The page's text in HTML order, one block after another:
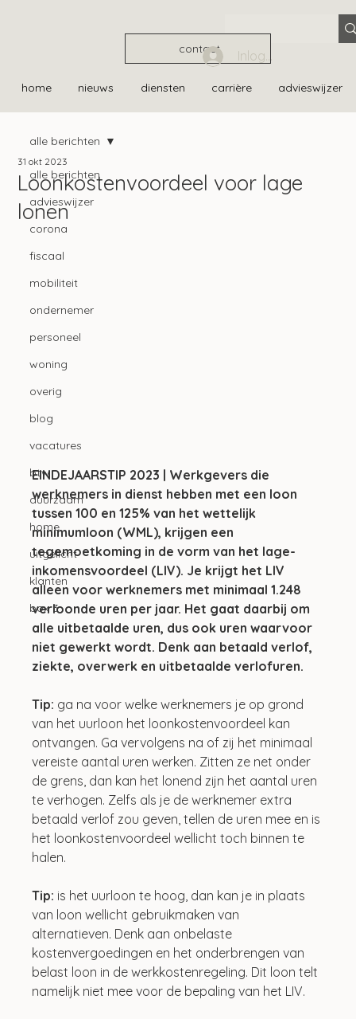
contact
home nieuws diensten carrière advieswijzer
Inloggen
alle berichten
advieswijzer
corona
fiscaal
mobiliteit
ondernemer
personeel
woning
overig
blog
vacatures
btw
duurzaam
home
uitgelicht
klanten
box 3
alle berichten
Loonkostenvoordeel voor lage
lonen
31 okt 2023
EINDEJAARSTIP 2023 | Werkgevers die
werknemers in dienst hebben met een loon
tussen 100 en 125% van het wettelijk
minimumloon (WML), krijgen een
tegemoetkoming in de vorm van het lage-
inkomensvoordeel (LIV). Je krijgt het LIV
alleen voor werknemers met minimaal 1.248
verloonde uren per jaar. Het gaat daarbij om
alle uitbetaalde uren, dus ook uren waarvoor
niet gewerkt wordt. Denk aan betaald verlof,
ziekte, overwerk en uitbetaalde verlofuren.
Tip: ga na voor welke werknemers je op grond
van het uurloon het loonkostenvoordeel kan
ontvangen. Ga vervolgens na of zij het minimaal
vereiste aantal uren werken. Zitten ze net onder
de grens, dan kan het lonend zijn het aantal uren
te verhogen. Zelfs als je de werknemer extra
betaald verlof zou geven, tellen de uren mee en is
het loonkostenvoordeel wellicht toch binnen te
halen.
Tip: is het uurloon te hoog, dan kan je in plaats
van loon wellicht gebruikmaken van
alternatieven. Denk aan onbelaste
kostenvergoedingen en het onderbrengen van
belast loon in de werkkostenregeling. Dit loon telt
namelijk niet mee voor de bepaling van het LIV.